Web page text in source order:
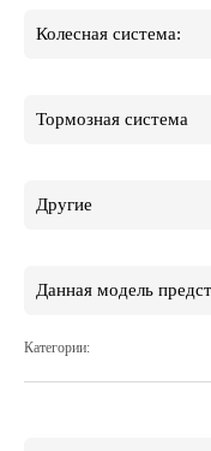
Колесная система:
Тормозная система
Другие
Данная модель
Категории: